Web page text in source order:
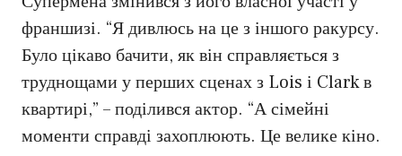
франшизі. “Я дивлюсь на це з іншого ракурсу.
Було цікаво бачити, як він справляється з
труднощами у перших сценах з Lois і Clark в
квартирі,” – поділився актор. “А сімейні
моменти справді захоплюють. Це велике кіно.